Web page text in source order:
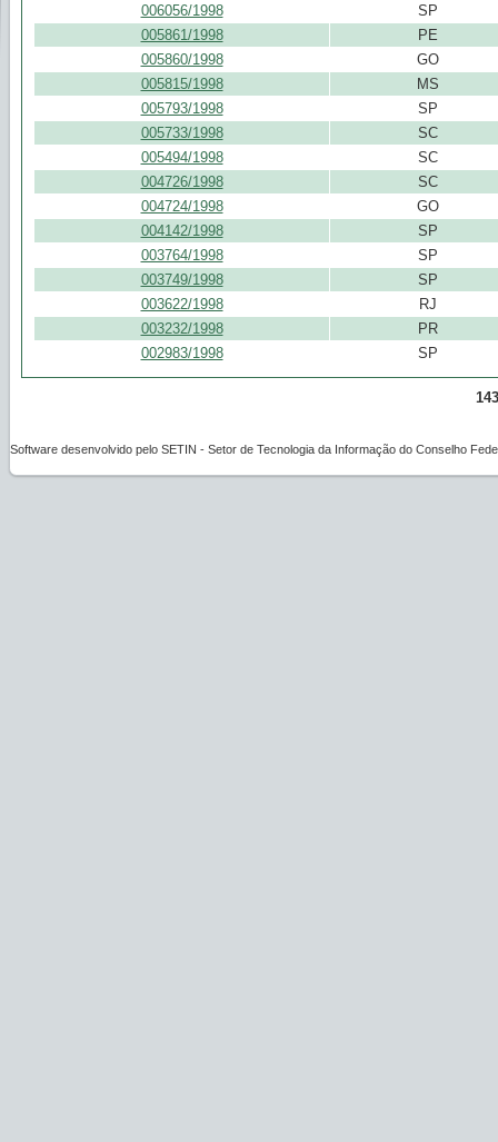
006056/1998
SP
005861/1998
PE
005860/1998
GO
005815/1998
MS
005793/1998
SP
005733/1998
SC
005494/1998
SC
004726/1998
SC
004724/1998
GO
004142/1998
SP
003764/1998
SP
003749/1998
SP
003622/1998
RJ
003232/1998
PR
002983/1998
SP
Software desenvolvido pelo SETIN - Setor de Tecnologia da Informação do Conselho